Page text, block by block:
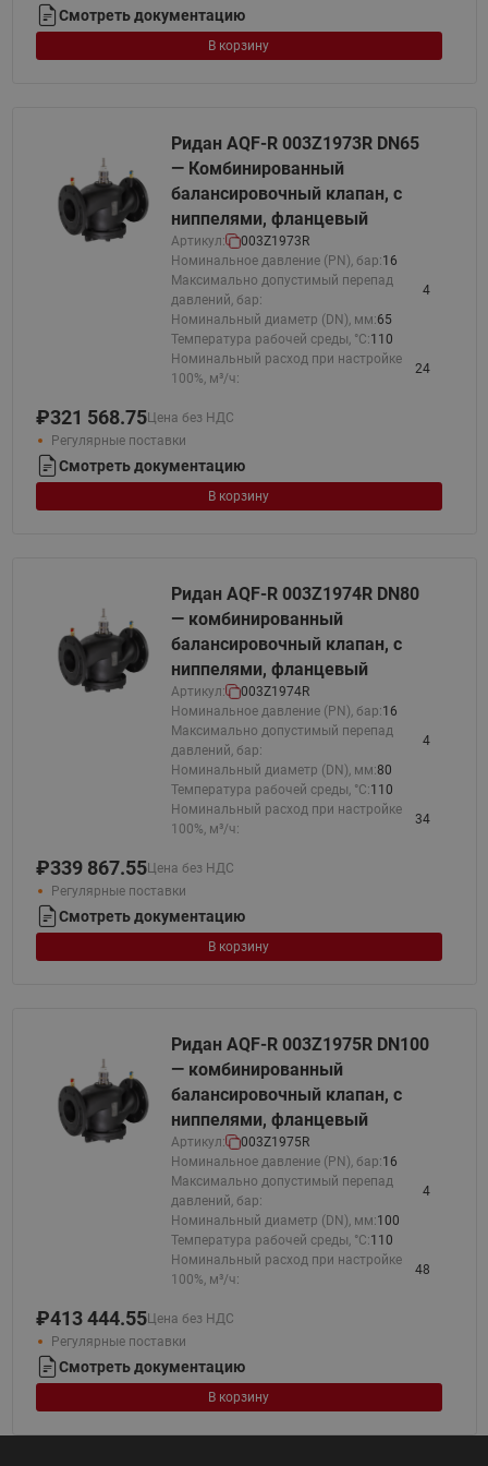
Смотреть документацию
В корзину
Ридан AQF-R 003Z1973R DN65
— Комбинированный
балансировочный клапан, с
ниппелями, фланцевый
Артикул:
003Z1973R
Номинальное давление (PN), бар:16
Максимально допустимый перепад
давлений, бар:
4
Номинальный диаметр (DN), мм:65
Температура рабочей среды, °С:110
Номинальный расход при настройке
100%, м³/ч:
24
₽321 568.75Цена без НДС
Регулярные поставки
Смотреть документацию
В корзину
Ридан AQF-R 003Z1974R DN80
— комбинированный
балансировочный клапан, с
ниппелями, фланцевый
Артикул:
003Z1974R
Номинальное давление (PN), бар:16
Максимально допустимый перепад
давлений, бар:
4
Номинальный диаметр (DN), мм:80
Температура рабочей среды, °С:110
Номинальный расход при настройке
100%, м³/ч:
34
₽339 867.55Цена без НДС
Регулярные поставки
Смотреть документацию
В корзину
Ридан AQF-R 003Z1975R DN100
— комбинированный
балансировочный клапан, с
ниппелями, фланцевый
Артикул:
003Z1975R
Номинальное давление (PN), бар:16
Максимально допустимый перепад
давлений, бар:
4
Номинальный диаметр (DN), мм:100
Температура рабочей среды, °С:110
Номинальный расход при настройке
100%, м³/ч:
48
₽413 444.55Цена без НДС
Регулярные поставки
Смотреть документацию
В корзину